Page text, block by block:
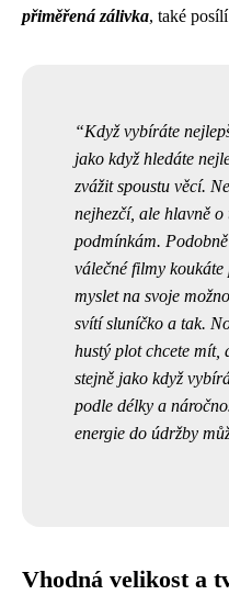
přiměřená zálivka, také
Když vybíráte
jako když hledáte
zvážit spoustu věcí.
nejhezčí, ale hlavně
podmínkám.
válečné filmy koukáte
myslet na svoje
svítí sluníčko a tak.
hustý plot chcete mít,
stejně jako když
podle délky a
energie do údržby
Vhodná velikost a